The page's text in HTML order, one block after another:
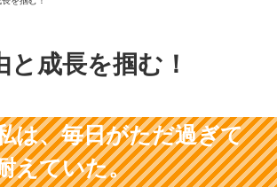
と成長を掴む！
は、毎日がただ過ぎて
えていた。